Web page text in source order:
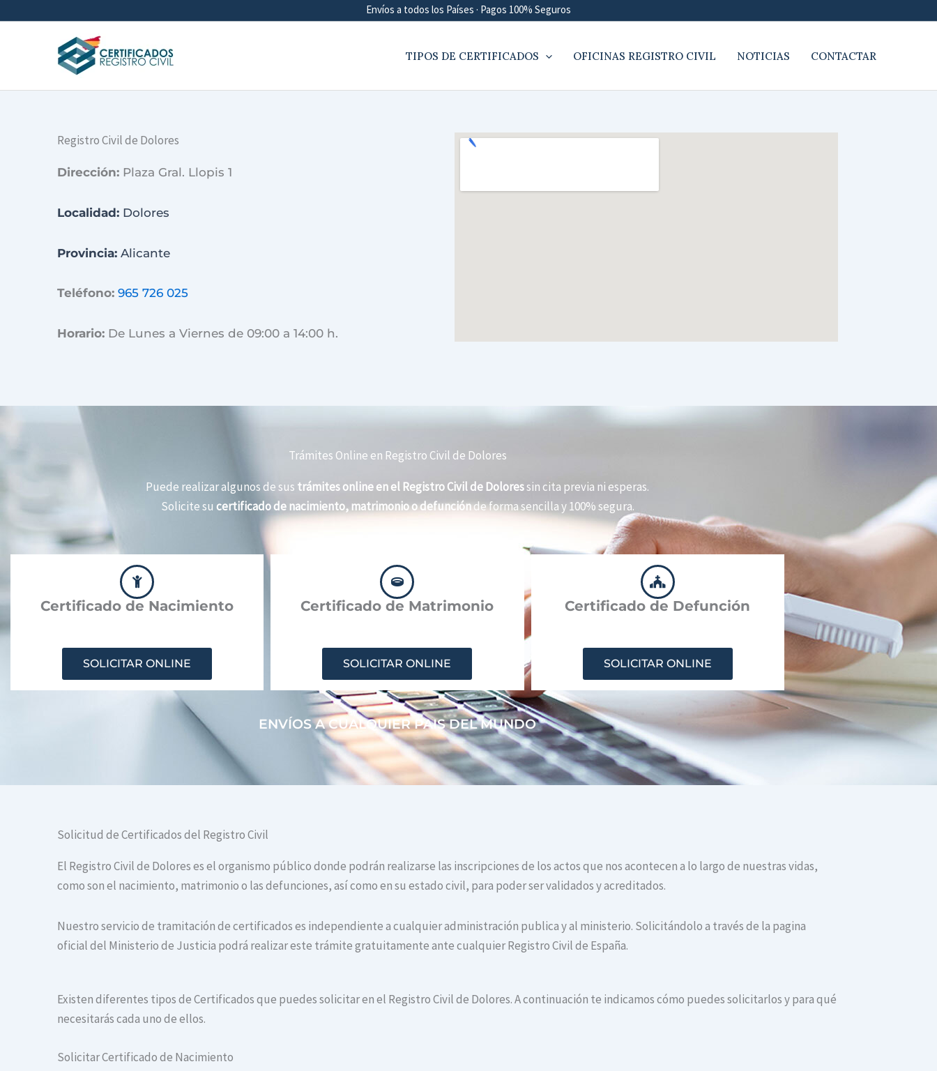
Envíos a todos los Países · Pagos 100% Seguros
TIPOS DE CERTIFICADOS OFICINAS REGISTRO CIVIL NOTICIAS CONTACTAR
Registro Civil de Dolores
Dirección: Plaza Gral. Llopis 1
Localidad: Dolores
Provincia: Alicante
Teléfono: 965 726 025
Horario: De Lunes a Viernes de 09:00 a 14:00 h.
Trámites Online en Registro Civil de Dolores
Puede realizar algunos de sus trámites online en el Registro Civil de Doloressin cita previa ni esperas.
Solicite su certificado de nacimiento, matrimonio o defunciónde forma sencilla y 100% segura.
Certificado de Nacimiento
SOLICITAR ONLINE
Certificado de Matrimonio
SOLICITAR ONLINE
Certificado de Defunción
SOLICITAR ONLINE
ENVÍOS A CUALQUIER PAIS DEL MUNDO
Solicitud de Certificados del Registro Civil
El Registro Civil de Dolores es el organismo público donde podrán realizarse las inscripciones de los actos que nos acontecen a lo largo de nuestras vidas,
como son el nacimiento, matrimonio o las defunciones, así como en su estado civil, para poder ser validados y acreditados.
Nuestro servicio de tramitación de certificados es independiente a cualquier administración publica y al ministerio. Solicitándolo a través de la pagina
oficial del Ministerio de Justicia podrá realizar este trámite gratuitamente ante cualquier Registro Civil de España.
Existen diferentes tipos de Certificados que puedes solicitar en el Registro Civil de Dolores. A continuación te indicamos cómo puedes solicitarlos y para qué
necesitarás cada uno de ellos.
Solicitar Certificado de Nacimiento